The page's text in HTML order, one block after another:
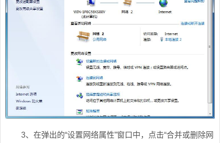
3、在弹出的“设置网络属性”窗口中，点击“合并或删除网